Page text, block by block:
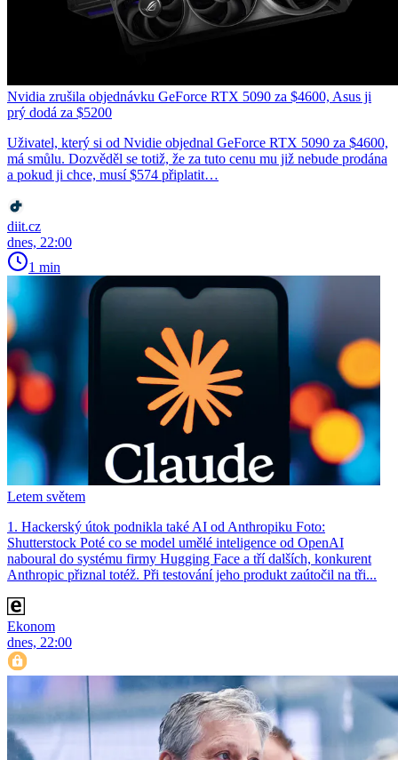
Nvidia zrušila objednávku GeForce RTX 5090 za $4600, Asus ji
prý dodá za $5200
Uživatel, který si od Nvidie objednal GeForce RTX 5090 za $4600,
má smůlu. Dozvěděl se totiž, že za tuto cenu mu již nebude prodána
a pokud ji chce, musí $574 připlatit…
diit.cz
dnes, 22:00
1 min
Letem světem
1. Hackerský útok podnikla také AI od Anthropiku Foto:
Shutterstock Poté co se model umělé inteligence od OpenAI
naboural do systému firmy Hugging Face a tří dalších, konkurent
Anthro­pic přiznal totéž. Při testování jeho produkt zaútočil na tři...
Ekonom
dnes, 22:00